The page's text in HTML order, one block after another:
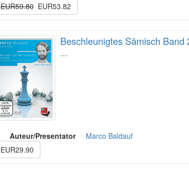
EUR59.80 EUR53.82
Beschleunigtes Sämisch Band
…
Auteur/Presentator
Marco Baldauf
EUR29.90